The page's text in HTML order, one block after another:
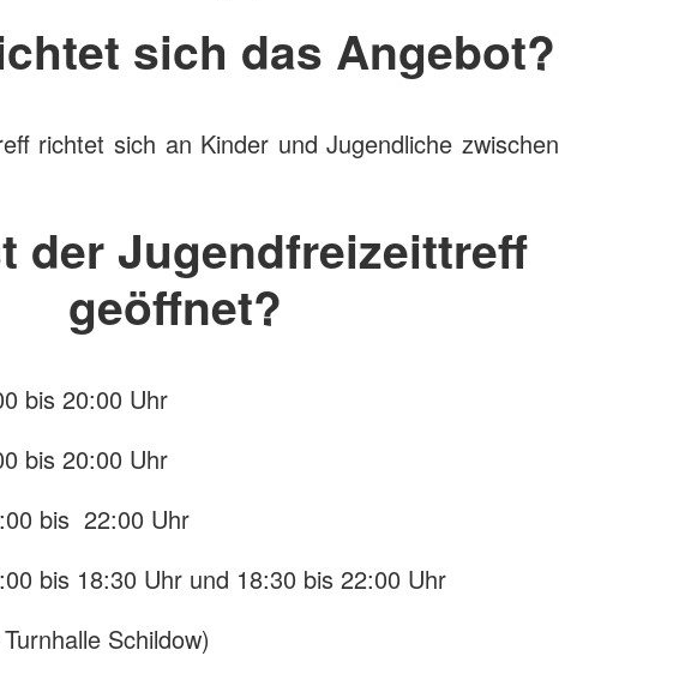
sich das Angebot?
richtet sich an Kinder und Jugendliche zwischen
der Jugendfreizeittreff
geöffnet?
20:00 Uhr
bis 20:00 Uhr
22:00 Uhr
18:30 Uhr und 18:30 bis 22:00 Uhr
Schildow)